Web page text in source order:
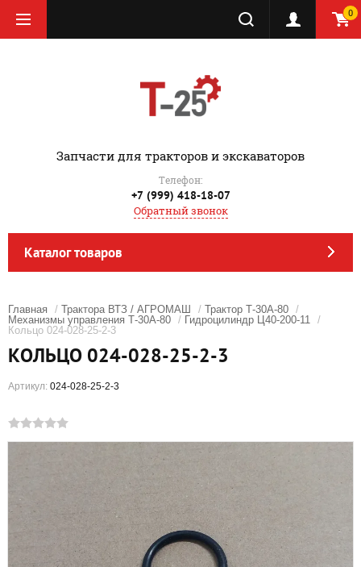
0
‎Запчасти для тракторов и экскаваторов
Телефон:
+7 (999) 418-18-07
Обратный звонок
Каталог товаров
Главная / Трактора ВТЗ / АГРОМАШ / Трактор Т-30А-80 /
Механизмы управления Т-30А-80 / Гидроцилиндр Ц40-200-11 /
Кольцо 024-028-25-2-3
КОЛЬЦО 024-028-25-2-3
Артикул: 024-028-25-2-3